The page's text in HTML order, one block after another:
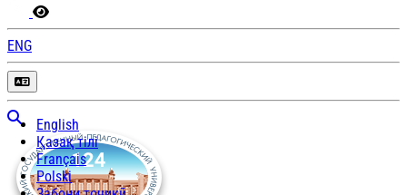
ENG
English
Қазақ тілі
Français
Polski